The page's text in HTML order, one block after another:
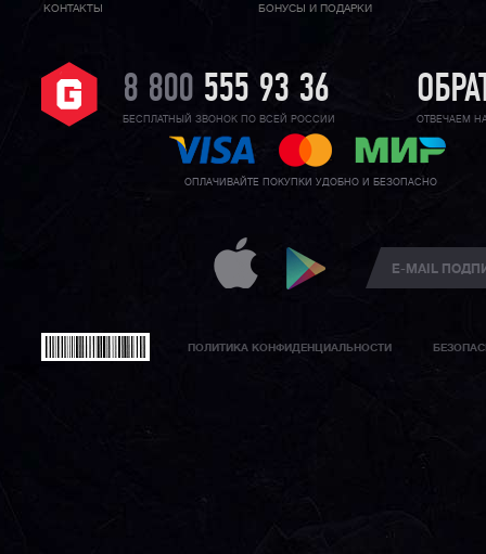
КОНТАКТЫ БОНУСЫ И ПОДАРКИ
8 800 555 93 36
БЕСПЛАТНЫЙ ЗВОНОК ПО ВСЕЙ РОССИИ ОТВЕЧАЕМ
ОПЛАЧИВАЙТЕ ПОКУПКИ УДОБНО И БЕЗОПАСНО
ПОЛИТИКА КОНФИДЕНЦИАЛЬНОСТИ